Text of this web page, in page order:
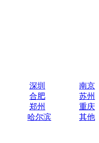
深圳
南京
合肥
苏州
郑州
重庆
哈尔滨
其他